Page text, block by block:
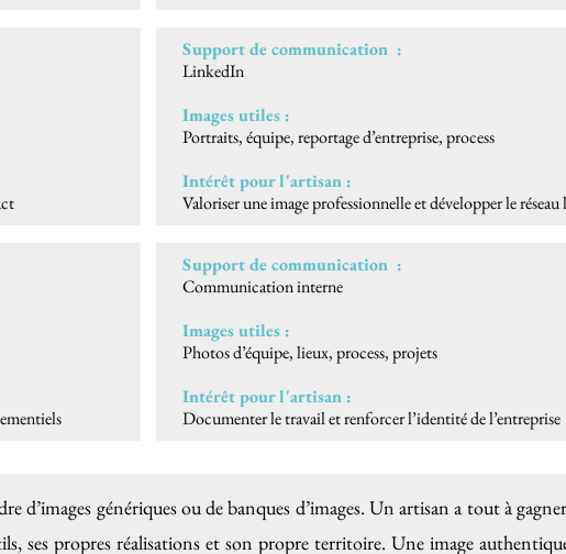
Support de communication :
LinkedIn
Images utiles :
Portraits, équipe, reportage d’entreprise, process
Intérêt pour l'artisan :
Valoriser une image professionnelle et développer le réseau
Support de communication :
Communication interne
Images utiles :
Photos d’équipe, lieux, process, projets
Intérêt pour l'artisan :
Documenter le travail et renforcer l’identité de l’entreprise
d’images génériques ou de banques d’images. Un artisan a tout à
ses propres réalisations et son propre territoire. Une image